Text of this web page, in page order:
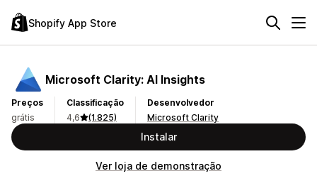
Shopify App Store
Microsoft Clarity: AI Insights
Preços
grátis
Classificação
4,6
(1.825)
Desenvolvedor
Microsoft Clarity
Instalar
Ver loja de demonstração